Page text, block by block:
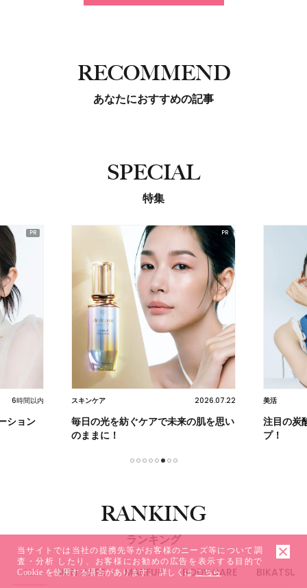
RECOMMEND
あなたにおすすめの記事
SPECIAL
特集
6時間以内
ション
スキンケア 2026.07.22
毎日の光を紡ぐケアで未来の肌を思い
のままに！
美活
注目の炭
プ！
RANKING
ランキング
ALL SKIN CARE MAKEUP BODY CARE BIKATSU
当サイトでは当社の提携先等がお客様のニーズ等について調
査・分析 したり、お客様にお勧めの広告を表示する目的で
Cookie を使用する場合があります。 詳しくは こちら